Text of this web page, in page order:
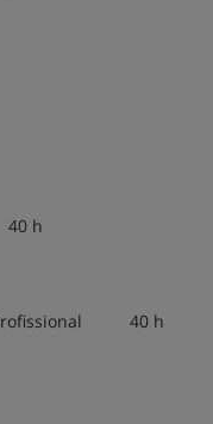
h
Profissional 40 h